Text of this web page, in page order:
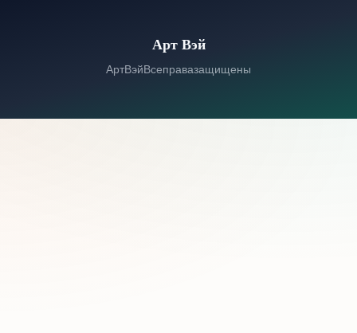
Арт Вэй
© 2026 Арт Вэй. Все права защищены.